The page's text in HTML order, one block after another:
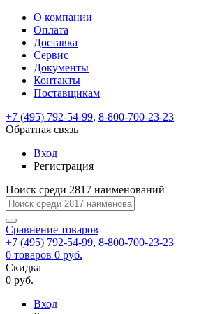
ВходРегистрация
Только
test@example.com
отправлена
по
ней
для
регистрации.
Ок
Только
Запомнить
меня
Забыли
Восстановление
пароля
Заполните
форму.
Мы
отправим
ссылку
на
указанный
электронный
адрес,
перейдя
по
которой
вы
новый
На
вашу
test@test.ru
отправлена
ссылка.
Перейдите
по
для
смены
пароля.
Введите
новый
пароль
Сменить
Пароль
успешно
Войти
Обратная
связь
Сообщение
пользовательского
соглашения
Ваше
сообщение
успешно
О компании
Оплата
Доставка
Сервис
Документы
Контакты
Поставщикам
+7 (495) 792-54-99, 8-800-700-23-23
Обратная связь
Вход
Регистрация
Поиск среди 2817 наименований
Сравнение товаров
+7 (495) 792-54-99, 8-800-700-23-23
0 товаров 0 руб.
Скидка
0 руб.
Вход